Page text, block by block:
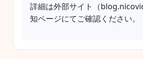
詳細は外部サイト（
知ページにてご確認ください。